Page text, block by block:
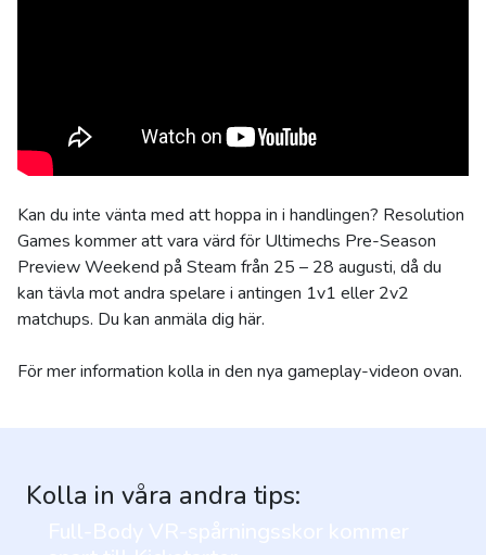
Kan du inte vänta med att hoppa in i handlingen? Resolution
Games kommer att vara värd för Ultimechs Pre-Season
Preview Weekend på Steam från 25 – 28 augusti, då du
kan tävla mot andra spelare i antingen 1v1 eller 2v2
matchups. Du kan anmäla dig här.
För mer information kolla in den nya gameplay-videon ovan.
Kolla in våra andra tips: